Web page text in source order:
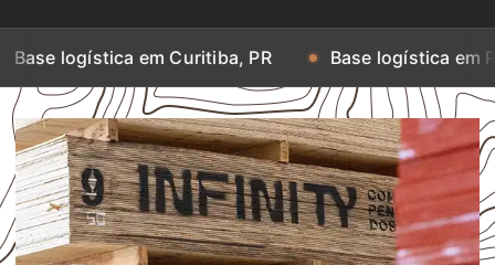
em Curitiba, PR Base logística em Porto